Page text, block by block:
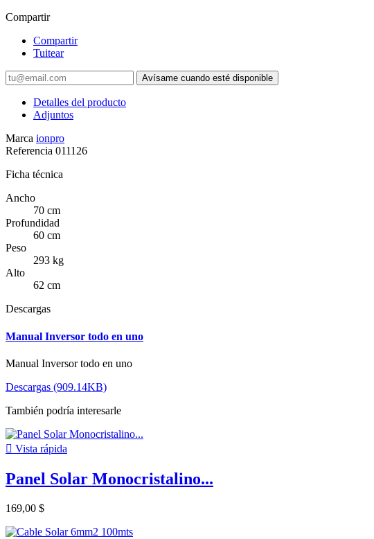
Compartir
Compartir
Tuitear
Avísame cuando esté disponible
Detalles del producto
Adjuntos
Marca ionpro
Referencia 011126
Ficha técnica
Ancho
70 cm
Profundidad
60 cm
Peso
293 kg
Alto
62 cm
Descargas
Manual Inversor todo en uno
Manual Inversor todo en uno
Descargas (909.14KB)
También podría interesarle
 Vista rápida
Panel Solar Monocristalino...
169,00 $